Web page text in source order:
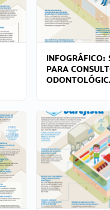
INFOGRÁFICO:
PARA